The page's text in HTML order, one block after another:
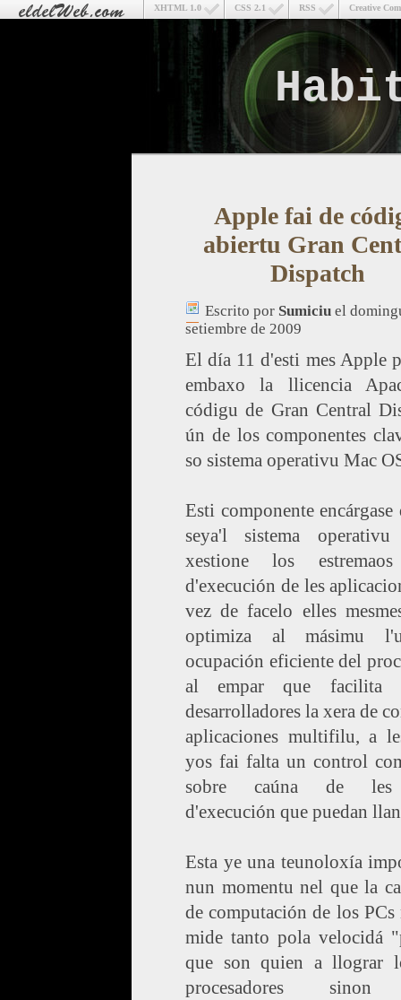
Creative
RSS
CSS 2.1
XHTML 1.0
Apple fai de
abiertu Gran
Dispatch
Escrito por Sumiciu el
setiembre de 2009
El día 11 d'esti mes Apple
embaxo la llicencia
códigu de Gran Central
ún de los componentes
so sistema operativu Mac
Esti componente encárgase
seya'l sistema operativu
xestione los
d'execución de les
vez de facelo elles
optimiza al másimu
ocupación eficiente del
al empar que facilita
desarrolladores la xera de
aplicaciones multifilu, a
yos fai falta un control
sobre caúna de
d'execución que puedan
Esta ye una teunoloxía
nun momentu nel que la
de computación de los PCs
mide tanto pola velocidá
que son quien a llograr
procesadores